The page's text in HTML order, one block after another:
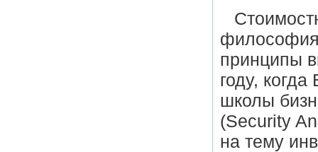
философия
принципы
году,
школы
(Security
на тему